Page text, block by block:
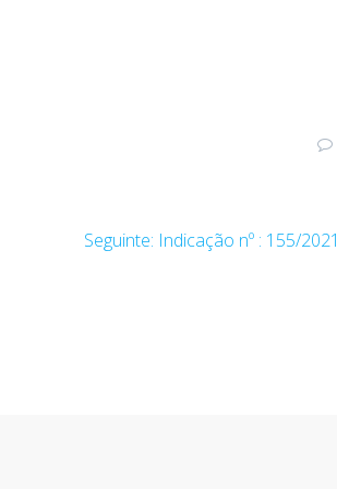
Seguinte: Post
Indicação nº : 155/2021